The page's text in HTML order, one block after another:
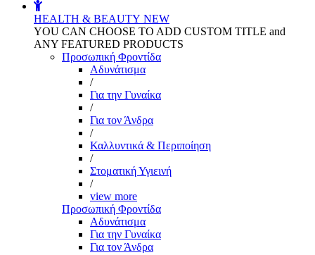
HEALTH & BEAUTY NEW
YOU CAN CHOOSE TO ADD CUSTOM TITLE and
ANY FEATURED PRODUCTS
Προσωπική Φροντίδα
Αδυνάτισμα
/
Για την Γυναίκα
/
Για τον Άνδρα
/
Καλλυντικά & Περιποίηση
/
Στοματική Υγιεινή
/
view more
Προσωπική Φροντίδα
Αδυνάτισμα
Για την Γυναίκα
Για τον Άνδρα